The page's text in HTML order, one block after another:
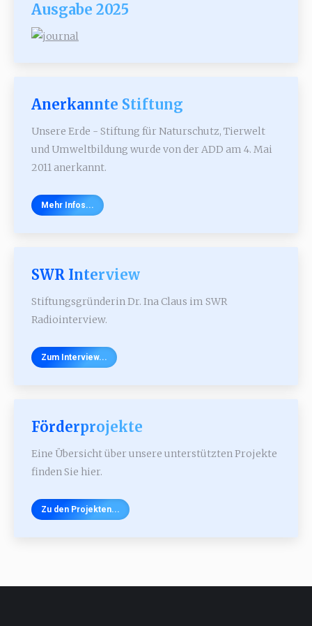
Ausgabe 2025
Anerkannte Stiftung
Unsere Erde - Stiftung für Naturschutz, Tierwelt
und Umweltbildung wurde von der ADD am 4. Mai
2011 anerkannt.
Mehr Infos...
SWR Interview
Stiftungsgründerin Dr. Ina Claus im SWR
Radiointerview.
Zum Interview...
Förderprojekte
Eine Übersicht über unsere unterstützten Projekte
finden Sie hier.
Zu den Projekten...